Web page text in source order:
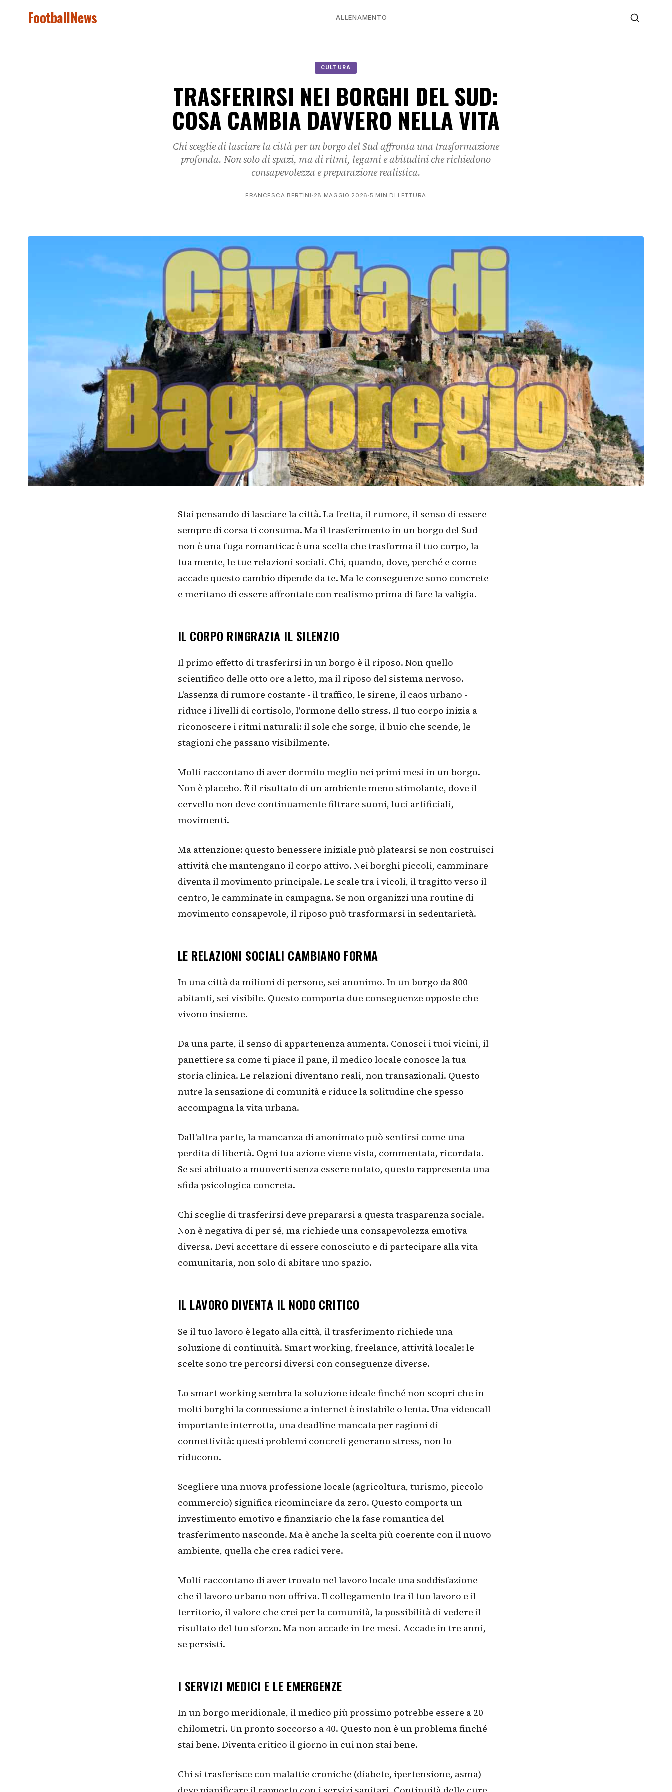
FootballNews ALLENAMENTO
CULTURA
TRASFERIRSI NEI BORGHI DEL SUD:
COSA CAMBIA DAVVERO NELLA VITA
Chi sceglie di lasciare la città per un borgo del Sud affronta una trasformazione
profonda. Non solo di spazi, ma di ritmi, legami e abitudini che richiedono
consapevolezza e preparazione realistica.
FRANCESCA BERTINI · 28 MAGGIO 2026 ·5 MIN DI LETTURA
Stai pensando di lasciare la città. La fretta, il rumore, il senso di essere
sempre di corsa ti consuma. Ma il trasferimento in un borgo del Sud
non è una fuga romantica: è una scelta che trasforma il tuo corpo, la
tua mente, le tue relazioni sociali. Chi, quando, dove, perché e come
accade questo cambio dipende da te. Ma le conseguenze sono concrete
e meritano di essere affrontate con realismo prima di fare la valigia.
IL CORPO RINGRAZIA IL SILENZIO
Il primo effetto di trasferirsi in un borgo è il riposo. Non quello
scientifico delle otto ore a letto, ma il riposo del sistema nervoso.
L'assenza di rumore costante - il traffico, le sirene, il caos urbano -
riduce i livelli di cortisolo, l'ormone dello stress. Il tuo corpo inizia a
riconoscere i ritmi naturali: il sole che sorge, il buio che scende, le
stagioni che passano visibilmente.
Molti raccontano di aver dormito meglio nei primi mesi in un borgo.
Non è placebo. È il risultato di un ambiente meno stimolante, dove il
cervello non deve continuamente filtrare suoni, luci artificiali,
movimenti.
Ma attenzione: questo benessere iniziale può platearsi se non costruisci
attività che mantengano il corpo attivo. Nei borghi piccoli, camminare
diventa il movimento principale. Le scale tra i vicoli, il tragitto verso il
centro, le camminate in campagna. Se non organizzi una routine di
movimento consapevole, il riposo può trasformarsi in sedentarietà.
LE RELAZIONI SOCIALI CAMBIANO FORMA
In una città da milioni di persone, sei anonimo. In un borgo da 800
abitanti, sei visibile. Questo comporta due conseguenze opposte che
vivono insieme.
Da una parte, il senso di appartenenza aumenta. Conosci i tuoi vicini, il
panettiere sa come ti piace il pane, il medico locale conosce la tua
storia clinica. Le relazioni diventano reali, non transazionali. Questo
nutre la sensazione di comunità e riduce la solitudine che spesso
accompagna la vita urbana.
Dall'altra parte, la mancanza di anonimato può sentirsi come una
perdita di libertà. Ogni tua azione viene vista, commentata, ricordata.
Se sei abituato a muoverti senza essere notato, questo rappresenta una
sfida psicologica concreta.
Chi sceglie di trasferirsi deve prepararsi a questa trasparenza sociale.
Non è negativa di per sé, ma richiede una consapevolezza emotiva
diversa. Devi accettare di essere conosciuto e di partecipare alla vita
comunitaria, non solo di abitare uno spazio.
IL LAVORO DIVENTA IL NODO CRITICO
Se il tuo lavoro è legato alla città, il trasferimento richiede una
soluzione di continuità. Smart working, freelance, attività locale: le
scelte sono tre percorsi diversi con conseguenze diverse.
Lo smart working sembra la soluzione ideale finché non scopri che in
molti borghi la connessione a internet è instabile o lenta. Una videocall
importante interrotta, una deadline mancata per ragioni di
connettività: questi problemi concreti generano stress, non lo
riducono.
Scegliere una nuova professione locale (agricoltura, turismo, piccolo
commercio) significa ricominciare da zero. Questo comporta un
investimento emotivo e finanziario che la fase romantica del
trasferimento nasconde. Ma è anche la scelta più coerente con il nuovo
ambiente, quella che crea radici vere.
Molti raccontano di aver trovato nel lavoro locale una soddisfazione
che il lavoro urbano non offriva. Il collegamento tra il tuo lavoro e il
territorio, il valore che crei per la comunità, la possibilità di vedere il
risultato del tuo sforzo. Ma non accade in tre mesi. Accade in tre anni,
se persisti.
I SERVIZI MEDICI E LE EMERGENZE
In un borgo meridionale, il medico più prossimo potrebbe essere a 20
chilometri. Un pronto soccorso a 40. Questo non è un problema finché
stai bene. Diventa critico il giorno in cui non stai bene.
Chi si trasferisce con malattie croniche (diabete, ipertensione, asma)